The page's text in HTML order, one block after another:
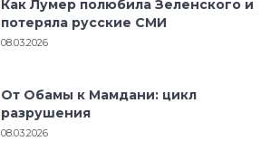
Как Лумер полюбила Зеленского и
потеряла русские СМИ
08.03.2026
От Обамы к Мамдани: цикл
разрушения
08.03.2026